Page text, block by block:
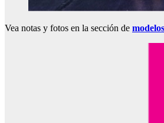
Vea notas y fotos en la sección de modelos